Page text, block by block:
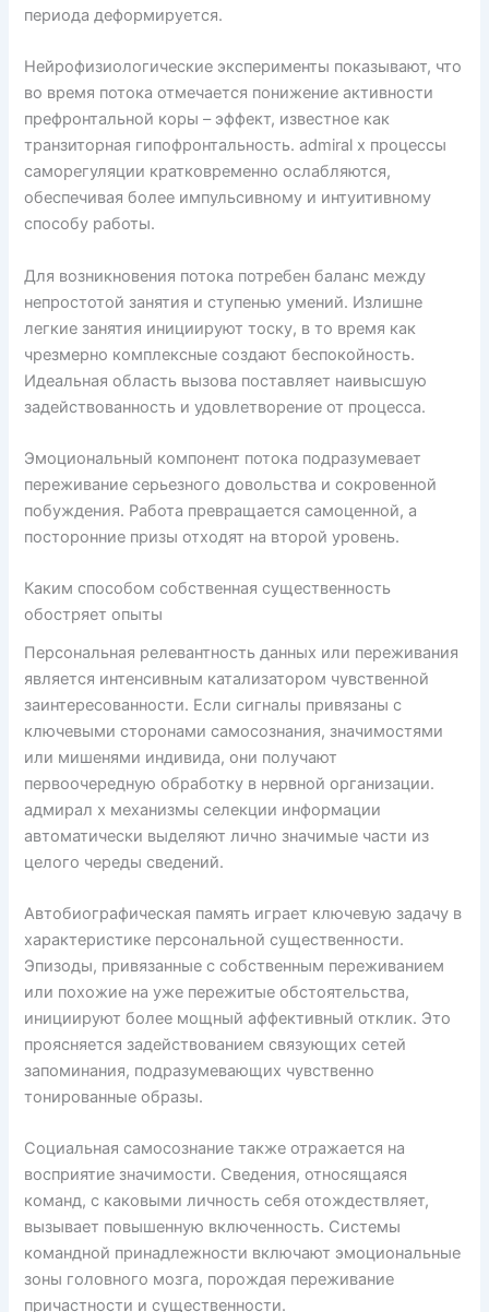
периода деформируется.
Нейрофизиологические эксперименты показывают, что
во время потока отмечается понижение активности
префронтальной коры – эффект, известное как
транзиторная гипофронтальность. admiral x процессы
саморегуляции кратковременно ослабляются,
обеспечивая более импульсивному и интуитивному
способу работы.
Для возникновения потока потребен баланс между
непростотой занятия и ступенью умений. Излишне
легкие занятия инициируют тоску, в то время как
чрезмерно комплексные создают беспокойность.
Идеальная область вызова поставляет наивысшую
задействованность и удовлетворение от процесса.
Эмоциональный компонент потока подразумевает
переживание серьезного довольства и сокровенной
побуждения. Работа превращается самоценной, а
посторонние призы отходят на второй уровень.
Каким способом собственная существенность
обостряет опыты
Персональная релевантность данных или переживания
является интенсивным катализатором чувственной
заинтересованности. Если сигналы привязаны с
ключевыми сторонами самосознания, значимостями
или мишенями индивида, они получают
первоочередную обработку в нервной организации.
адмирал х механизмы селекции информации
автоматически выделяют лично значимые части из
целого череды сведений.
Автобиографическая память играет ключевую задачу в
характеристике персональной существенности.
Эпизоды, привязанные с собственным переживанием
или похожие на уже пережитые обстоятельства,
инициируют более мощный аффективный отклик. Это
проясняется задействованием связующих сетей
запоминания, подразумевающих чувственно
тонированные образы.
Социальная самосознание также отражается на
восприятие значимости. Сведения, относящаяся
команд, с каковыми личность себя отождествляет,
вызывает повышенную включенность. Системы
командной принадлежности включают эмоциональные
зоны головного мозга, порождая переживание
причастности и существенности.